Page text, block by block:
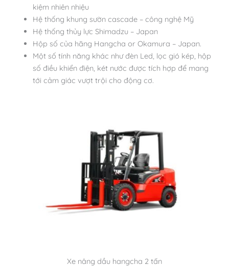
kiệm nhiên nhiệu
Hệ thống khung sườn cascade – công nghệ Mỹ
Hệ thống thủy lực Shimadzu – Japan
Hộp số của hãng Hangcha or Okamura – Japan.
Một số tính năng khác như đèn Led, lọc gió kép, hộp
số điều khiển điện, két nước được tích hợp để mang
tới cảm giác vượt trội cho động cơ.
Xe nâng dầu hangcha 2 tấn